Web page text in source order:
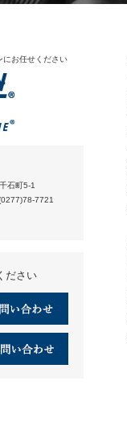
にお任せください
石町5-1
7721
ださい